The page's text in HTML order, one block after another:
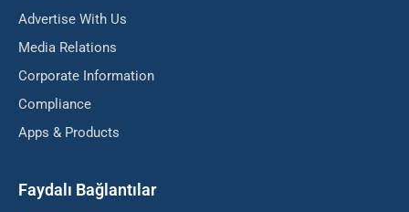
Advertise With Us
Media Relations
Corporate Information
Compliance
Apps & Products
Faydalı Bağlantılar